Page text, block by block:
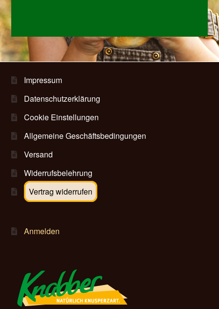
Impressum
Datenschutzerklärung
Cookie Einstellungen
Allgemeine Geschäftsbedingungen
Versand
Widerrufsbelehrung
Vertrag widerrufen
Anmelden